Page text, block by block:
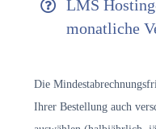
LMS
monatliche
Die
Ihrer Bestellung auch